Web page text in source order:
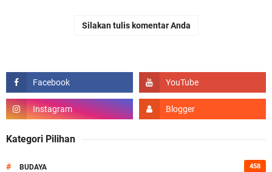
Silakan tulis komentar Anda
Kategori Pilihan
# BUDAYA 458